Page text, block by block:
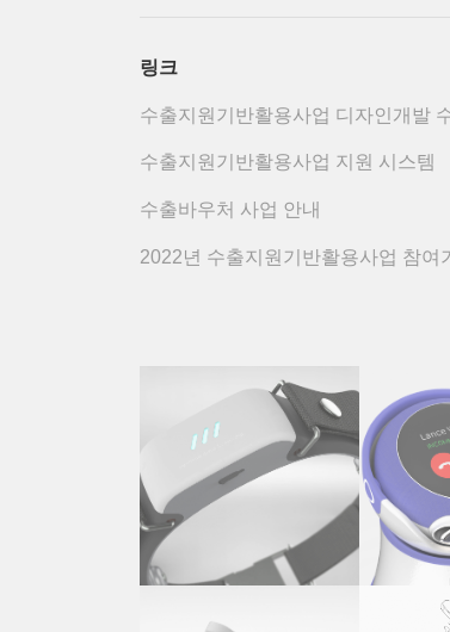
링크
수출지원기반활용사업 디자인개발
수출지원기반활용사업 지원 시스템
수출바우처 사업 안내
2022년 수출지원기반활용사업 참여